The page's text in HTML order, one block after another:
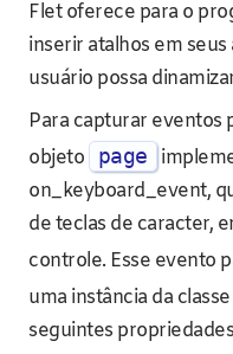
Flet oferece para o
inserir atalhos em
usuário possa
Para capturar eventos
objeto
page
on_keyboard_event,
de teclas de caracter,
controle. Esse evento
uma instância da classe
seguintes